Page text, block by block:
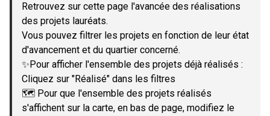
−
Retrouvez sur cette page l'avancée des réalisations
des projets lauréats.
Vous pouvez filtrer les projets en fonction de leur état
d'avancement et du quartier concerné.
✨Pour afficher l'ensemble des projets déjà réalisés :
Cliquez sur "Réalisé" dans les filtres
🗺️ Pour que l'ensemble des projets réalisés
s'affichent sur la carte, en bas de page, modifiez le